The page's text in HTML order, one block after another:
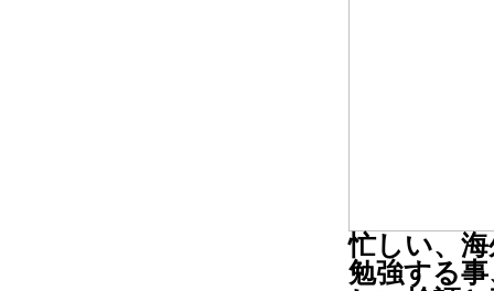
忙しい、
勉強する